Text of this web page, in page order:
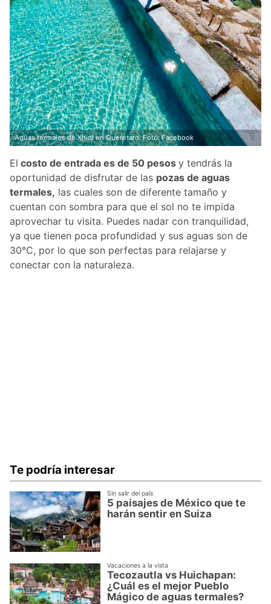
Aguas termales de Xhidí en Querétaro. Foto: Facebook
El costo de entrada es de 50 pesos y tendrás la
oportunidad de disfrutar de las pozas de aguas
termales, las cuales son de diferente tamaño y
cuentan con sombra para que el sol no te impida
aprovechar tu visita. Puedes nadar con tranquilidad,
ya que tienen poca profundidad y sus aguas son de
30°C, por lo que son perfectas para relajarse y
conectar con la naturaleza.
Te podría interesar
Sin salir del país
5 paisajes de México que te
harán sentir en Suiza
Vacaciones a la vista
Tecozautla vs Huichapan:
¿Cuál es el mejor Pueblo
Mágico de aguas termales?